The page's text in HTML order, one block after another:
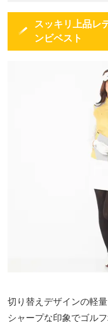
スッキリ上品レ
ンビベスト
切り替えデザインの軽
シャープな印象でゴル